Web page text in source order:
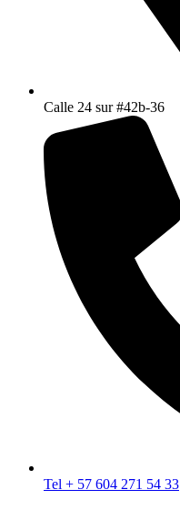
Calle 24 sur #42b-36
Tel + 57 604 271 54 33